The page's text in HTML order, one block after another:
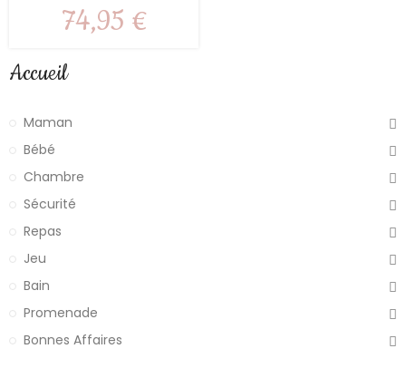
74,95 €
Accueil
Maman
Bébé
Chambre
Sécurité
Repas
Jeu
Bain
Promenade
Bonnes Affaires